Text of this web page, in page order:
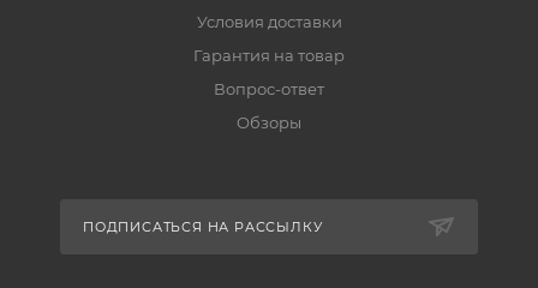
Условия доставки
Гарантия на товар
Вопрос-ответ
Обзоры
ПОДПИСАТЬСЯ НА РАССЫЛКУ